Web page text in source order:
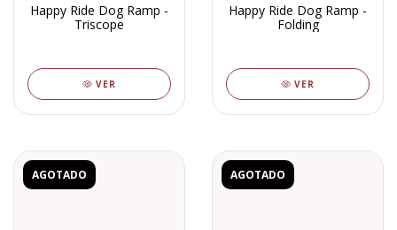
Happy Ride Dog Ramp -
Triscope
VER
Happy Ride Dog Ramp -
Folding
VER
AGOTADO AGOTADO